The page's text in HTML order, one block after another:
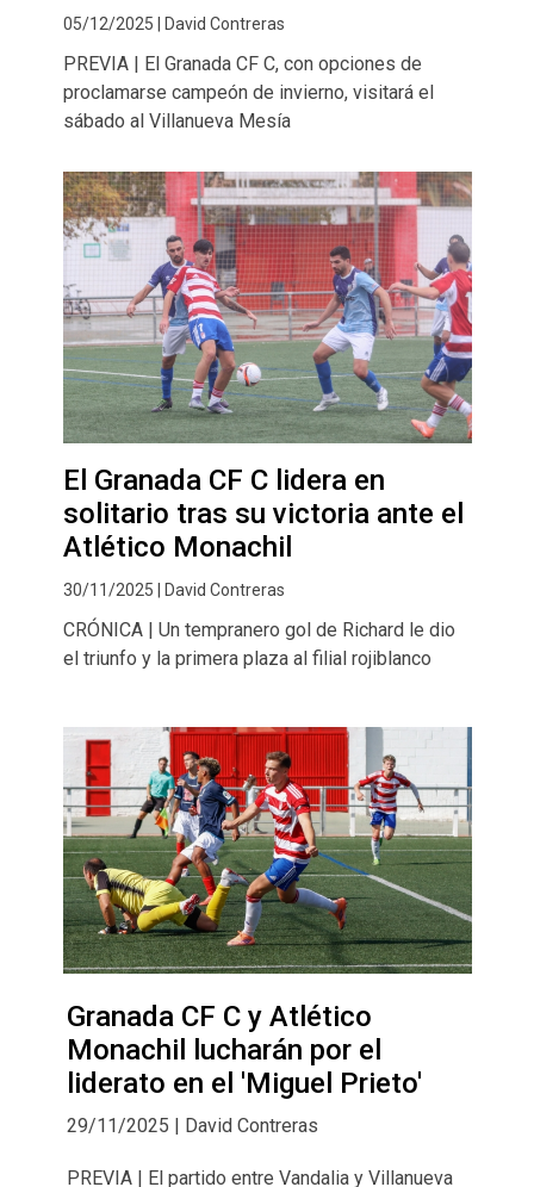
05/12/2025 | David Contreras
PREVIA | El Granada CF C, con opciones de
proclamarse campeón de invierno, visitará el
sábado al Villanueva Mesía
El Granada CF C lidera en
solitario tras su victoria ante el
Atlético Monachil
30/11/2025 | David Contreras
CRÓNICA | Un tempranero gol de Richard le dio
el triunfo y la primera plaza al filial rojiblanco
Granada CF C y Atlético
Monachil lucharán por el
liderato en el 'Miguel Prieto'
29/11/2025 | David Contreras
PREVIA | El partido entre Vandalia y Villanueva